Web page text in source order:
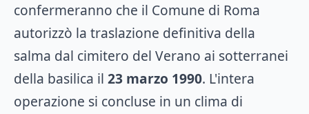
confermeranno che il Comune di Roma
autorizzò la traslazione definitiva della
salma dal cimitero del Verano ai sotterranei
della basilica il 23 marzo 1990. L'intera
operazione si concluse in un clima di